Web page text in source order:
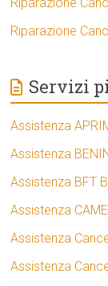
Riparazione
Riparazione
Servizi
Assistenza
Assistenza
Assistenza BFT
Assistenza
Assistenza
Assistenza